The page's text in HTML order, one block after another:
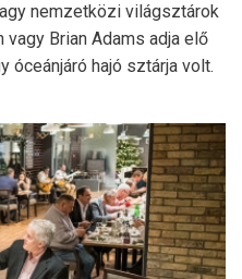
nemzetközi világsztárok
Brian Adams adja elő
óceánjáró hajó sztárja volt.